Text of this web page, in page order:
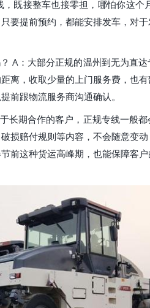
既接整车也接零担，哪怕你这个
要提前预约，都能安排发车，对
A：大部分正规的温州到无为直
离，收取少量的上门服务费，也
前跟物流服务商沟通确认。
长期合作的客户，正规专线一般都
损赔付规则等内容，不会随意变
前这种货运高峰期，也能保障客